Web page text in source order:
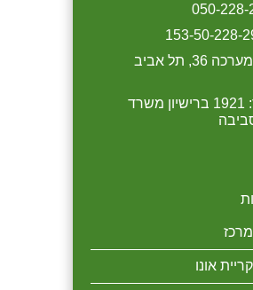
תוספת להדברה טיפול
נגד נמלים.
על בסיס חודשי
תל אביב
מס' היתר: 1921 ברישיון משרד
אונו